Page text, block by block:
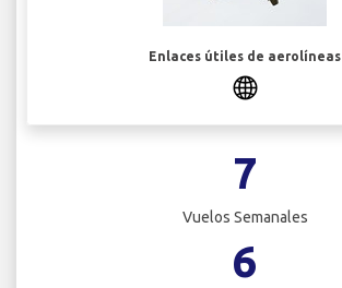
Enlaces útiles de aerolíneas
7
Vuelos Semanales
6